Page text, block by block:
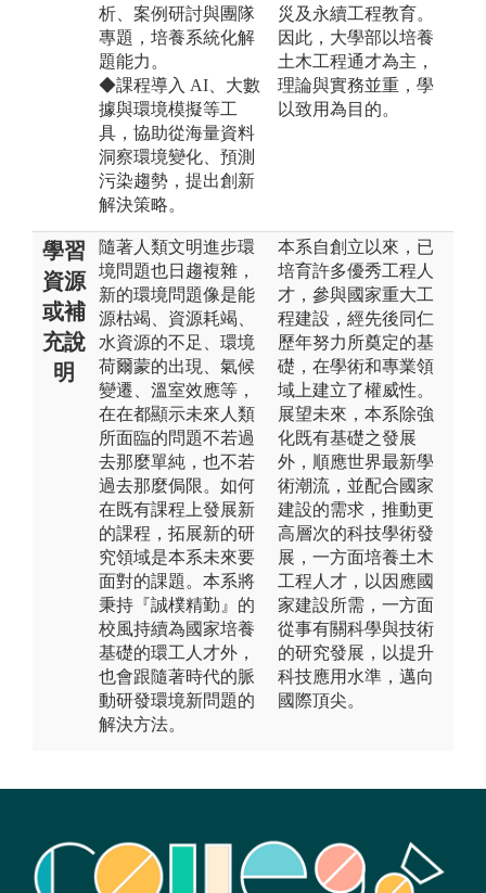
析、案例研討與團隊
專題，培養系統化解
題能力。
◆課程導入 AI、大數
據與環境模擬等工
具，協助從海量資料
洞察環境變化、預測
污染趨勢，提出創新
解決策略。
災及永續工程教育。
因此，大學部以培養
土木工程通才為主，
理論與實務並重，學
以致用為目的。
學習
資源
或補
充說
明
隨著人類文明進步環
境問題也日趨複雜，
新的環境問題像是能
源枯竭、資源耗竭、
水資源的不足、環境
荷爾蒙的出現、氣候
變遷、溫室效應等，
在在都顯示未來人類
所面臨的問題不若過
去那麼單純，也不若
過去那麼侷限。如何
在既有課程上發展新
的課程，拓展新的研
究領域是本系未來要
面對的課題。本系將
秉持『誠樸精勤』的
校風持續為國家培養
基礎的環工人才外，
也會跟隨著時代的脈
動研發環境新問題的
解決方法。
本系自創立以來，已
培育許多優秀工程人
才，參與國家重大工
程建設，經先後同仁
歷年努力所奠定的基
礎，在學術和專業領
域上建立了權威性。
展望未來，本系除強
化既有基礎之發展
外，順應世界最新學
術潮流，並配合國家
建設的需求，推動更
高層次的科技學術發
展，一方面培養土木
工程人才，以因應國
家建設所需，一方面
從事有關科學與技術
的研究發展，以提升
科技應用水準，邁向
國際頂尖。